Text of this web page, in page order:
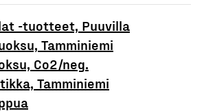
-tuotteet, Puuvilla
Tamminiemi
Co2/neg.
Tamminiemi